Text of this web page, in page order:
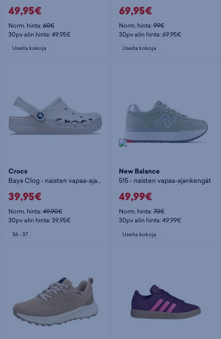
49,95€
Norm. hinta:60€
30pv alin hinta: 49,95€
Useita kokoja
69,95€
Norm. hinta:99€
30pv alin hinta: 69,95€
Useita kokoja
Crocs
Baya Clog - naisten vapaa-ajankengät
39,95€
Norm. hinta:49,90€
30pv alin hinta: 39,95€
36 - 37
New Balance
515 - naisten vapaa-ajankengät
49,99€
Norm. hinta:70€
30pv alin hinta: 49,99€
Useita kokoja